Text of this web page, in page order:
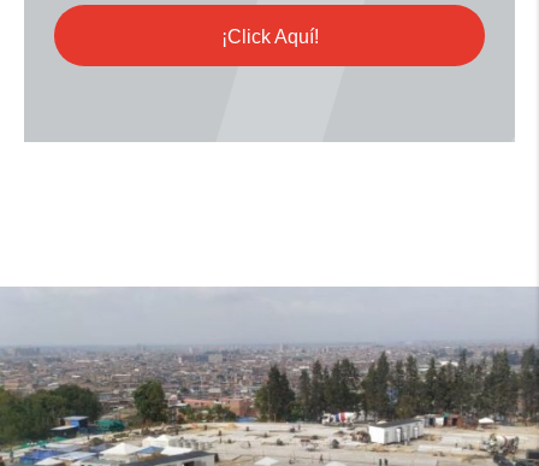
¡Click Aquí!